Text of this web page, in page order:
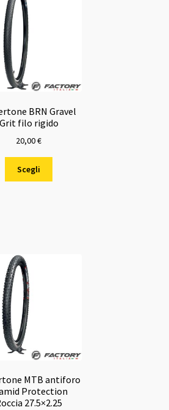
BRN Gravel
Grit filo rigido
20,00€
Scegli
MTB antiforo
Protection
27.5×2.25